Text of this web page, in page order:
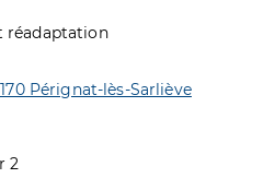
réadaptation
Pérignat-lès-Sarliève
2